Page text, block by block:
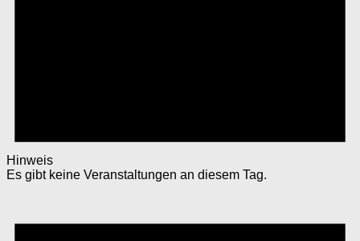
Hinweis
Es gibt keine Veranstaltungen an diesem Tag.